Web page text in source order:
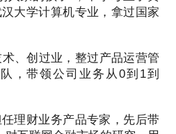
多个从0到1到亿级别用户的
实操过的经验倾囊相授，让
何发展并成长，并且运用到
之外，如何以增长黑客的思
大学计算机专业，拿过国家
、创过业，整过产品运营管
，带领公司业务从0到1到
理财业务产品专家，先后带